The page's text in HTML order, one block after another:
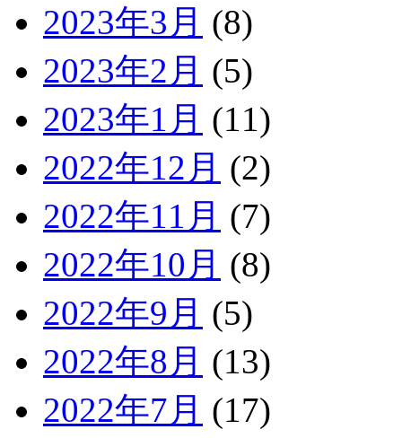
2023年3月 (8)
2023年2月 (5)
2023年1月 (11)
2022年12月 (2)
2022年11月 (7)
2022年10月 (8)
2022年9月 (5)
2022年8月 (13)
2022年7月 (17)